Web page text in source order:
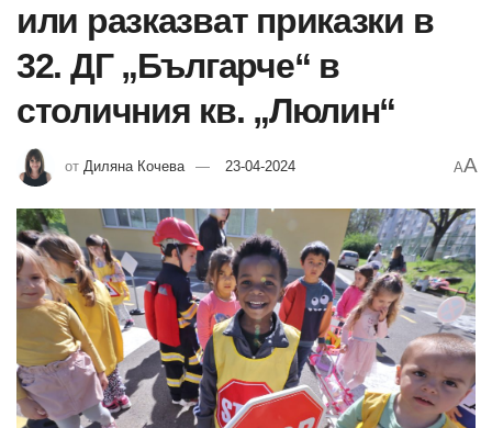
или разказват приказки в
32. ДГ „Българче“ в
столичния кв. „Люлин“
от Диляна Кочева 23-04-2024 AA